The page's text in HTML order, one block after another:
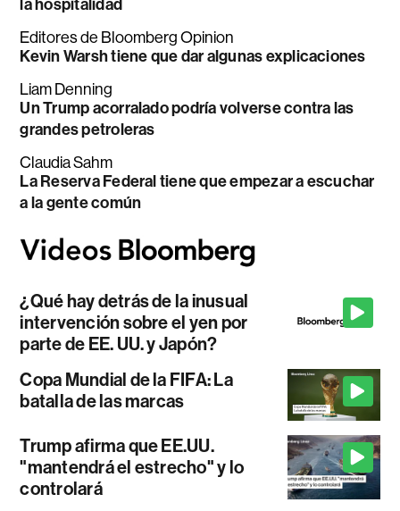
la hospitalidad
Editores de Bloomberg Opinion
Kevin Warsh tiene que dar algunas explicaciones
Liam Denning
Un Trump acorralado podría volverse contra las
grandes petroleras
Claudia Sahm
La Reserva Federal tiene que empezar a escuchar
a la gente común
¿Qué hay detrás de la inusual
intervención sobre el yen por
parte de EE. UU. y Japón?
Copa Mundial de la FIFA: La
batalla de las marcas
Trump afirma que EE.UU.
"mantendrá el estrecho" y lo
controlará